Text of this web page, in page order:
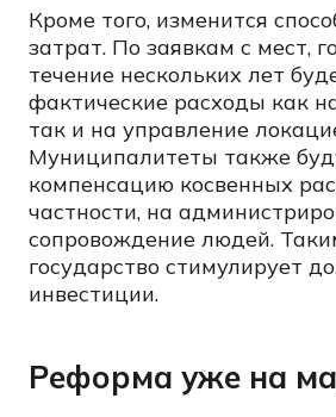
Кроме того, изменится
затрат. По заявкам с мест,
течение нескольких лет
фактические расходы как
так и на управление
Муниципалитеты также
компенсацию косвенных
частности, на
сопровождение людей.
государство стимулирует
инвестиции.
Реформа уже на